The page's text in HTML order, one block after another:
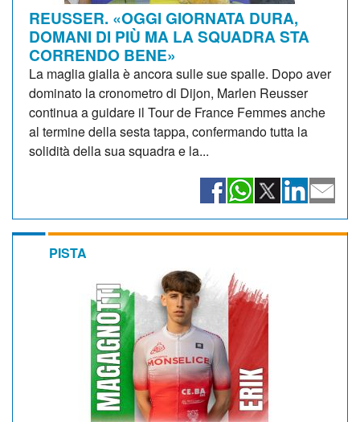
REUSSER. «OGGI GIORNATA DURA,
DOMANI DI PIÙ MA LA SQUADRA STA
CORRENDO BENE»
La maglia gialla è ancora sulle sue spalle. Dopo aver
dominato la cronometro di Dijon, Marlen Reusser
continua a guidare il Tour de France Femmes anche
al termine della sesta tappa, confermando tutta la
solidità della sua squadra e la...
PISTA